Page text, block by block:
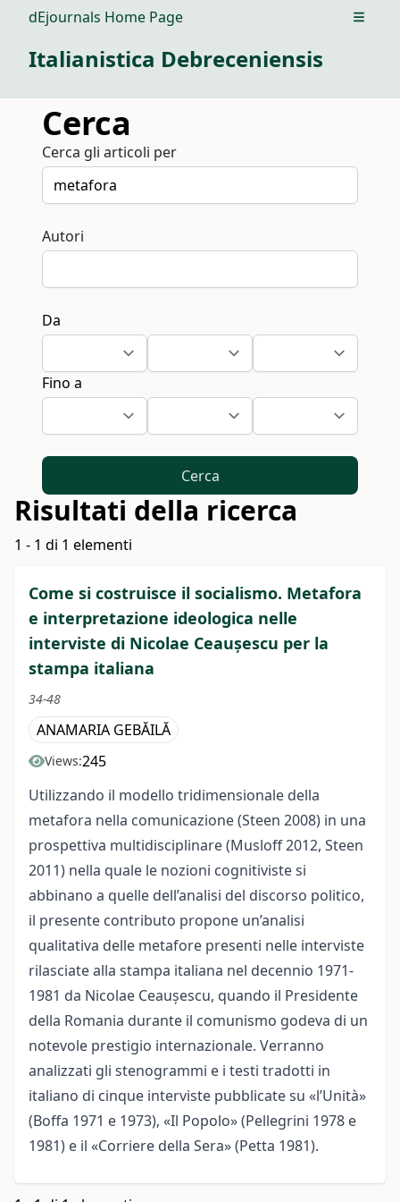
dEjournals Home Page Open
Italianistica Debreceniensis
Cerca
Cerca gli articoli per
Autori
Da
Fino a
Cerca
Risultati della ricerca
1 - 1 di 1 elementi
Come si costruisce il socialismo. Metafora
e interpretazione ideologica nelle
interviste di Nicolae Ceaușescu per la
stampa italiana
34-48
ANAMARIA GEBĂILĂ
Views:245
Utilizzando il modello tridimensionale della
metafora nella comunicazione (Steen 2008) in una
prospettiva multidisciplinare (Musloff 2012, Steen
2011) nella quale le nozioni cognitiviste si
abbinano a quelle dell’analisi del discorso politico,
il presente contributo propone un’analisi
qualitativa delle metafore presenti nelle interviste
rilasciate alla stampa italiana nel decennio 1971-
1981 da Nicolae Ceaușescu, quando il Presidente
della Romania durante il comunismo godeva di un
notevole prestigio internazionale. Verranno
analizzati gli stenogrammi e i testi tradotti in
italiano di cinque interviste pubblicate su «l’Unità»
(Boffa 1971 e 1973), «Il Popolo» (Pellegrini 1978 e
1981) e il «Corriere della Sera»(Petta 1981).